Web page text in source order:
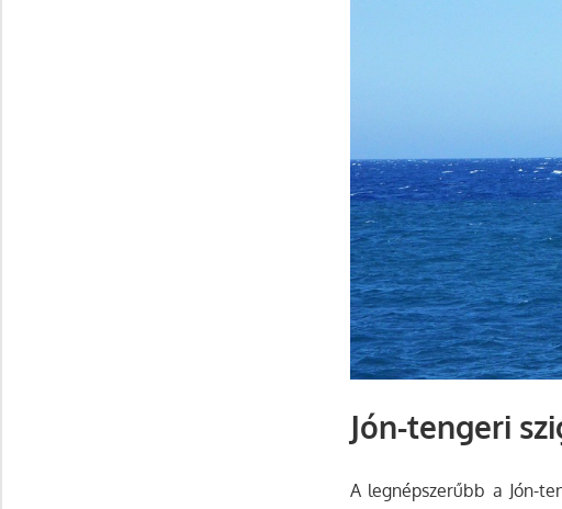
Jón-tengeri
A legnépszerűbb a Jón-